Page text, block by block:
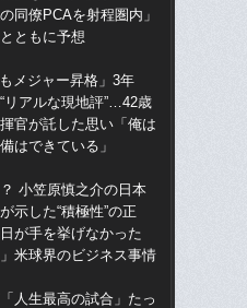
同僚PCAを射程圏内」
ともに予想
メジャー昇格」3年
リアルな現地評”…42歳
官が託した思い「俺は
はできている」
小笠原慎之介の日本
示した“積極性”の正
が手を挙げなかった
」米球界のビジネス事情
人生最高の試合」たっ